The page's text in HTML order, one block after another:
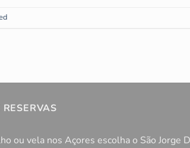
ou vela nos Açores escolha o São Jorge